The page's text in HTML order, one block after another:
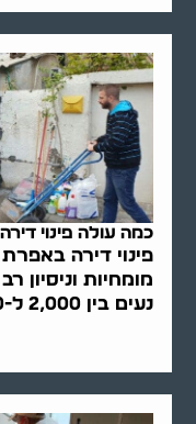
כמה עולה פינוי
פינוי דירה
מומחיות
נעים בין 2,000 ל-9,000..